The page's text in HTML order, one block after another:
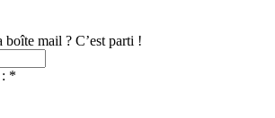
boîte mail ? C’est parti !
: *